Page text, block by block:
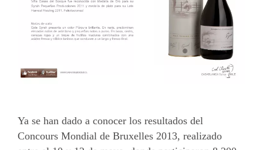
Ya se han dado a conocer los resultados del
Concours Mondial de Bruxelles 2013, realizado